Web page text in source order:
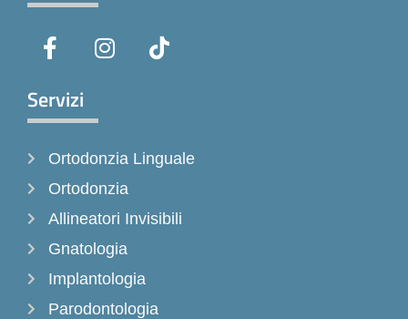
a
e
b
o
k
-
f
n
r
a
m
i
Servizi
Ortodonzia Linguale
Ortodonzia
Allineatori Invisibili
Gnatologia
Implantologia
Parodontologia